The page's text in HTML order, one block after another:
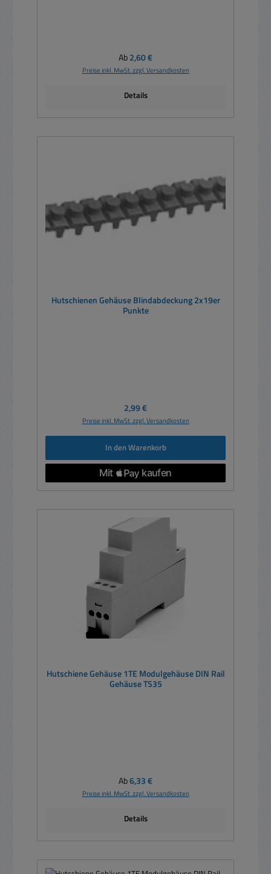
Regulärer Preis:
Ab2,60 €
Preise inkl. MwSt. zzgl. Versandkosten
Details
Hutschienen Gehäuse Blindabdeckung 2x19er
Punkte
Regulärer Preis:
2,99 €
Preise inkl. MwSt. zzgl. Versandkosten
In den Warenkorb
Hutschiene Gehäuse 1TE Modulgehäuse DIN Rail
Gehäuse TS35
Regulärer Preis:
Ab6,33 €
Preise inkl. MwSt. zzgl. Versandkosten
Details